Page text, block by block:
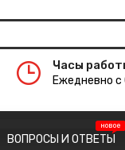
Часы
Ежедневно
ВОПРОСЫ И ОТВЕТЫ